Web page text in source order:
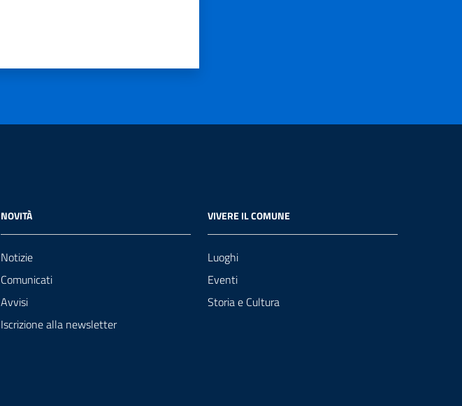
NOVITÀ
Notizie
Comunicati
Avvisi
Iscrizione alla newsletter
VIVERE IL COMUNE
Luoghi
Eventi
Storia e Cultura